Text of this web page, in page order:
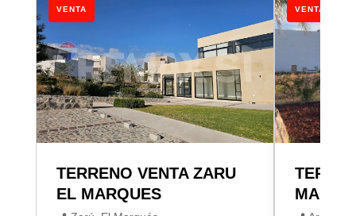
VENTA
TERRENO VENTA ZARU
EL MARQUES
VENTA